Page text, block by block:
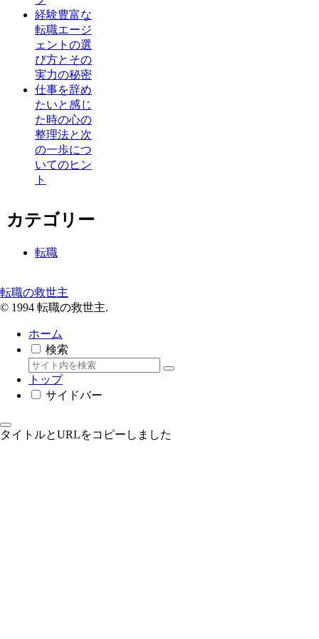
経験豊富な
転職エージ
ェントの選
び方とその
実力の秘密
仕事を辞め
たいと感じ
た時の心の
整理法と次
の一歩につ
いてのヒン
ト
カテゴリー
転職
転職の救世主
© 1994 転職の救世主.
ホーム
検索
トップ
サイドバー
タイトルとURLをコピーしました